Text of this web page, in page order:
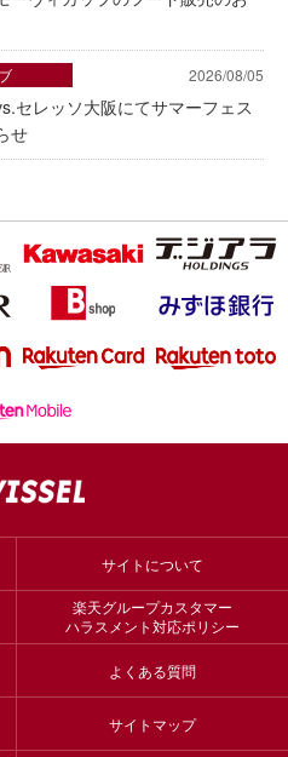
2026/08/05
セレッソ大阪にてサマーフェス
せ
サイトについて
楽天グループカスタマー
ハラスメント対応ポリシー
よくある質問
サイトマップ